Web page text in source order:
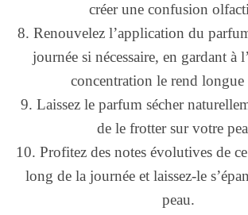
créer une confusion
8. Renouvelez l’application du
journée si nécessaire, en gardant à
concentration le rend longue
9. Laissez le parfum sécher
de le frotter sur votre
10. Profitez des notes évolutives de
long de la journée et laissez-le
peau.